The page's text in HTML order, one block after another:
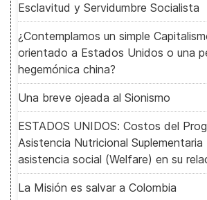
Esclavitud y Servidumbre Socialista
¿Contemplamos un simple
orientado a Estados Unidos o una
hegemónica china?
Una breve ojeada al Sionismo
ESTADOS UNIDOS: Costos del
Asistencia Nutricional
asistencia social (Welfare) en su
La Misión es salvar a Colombia